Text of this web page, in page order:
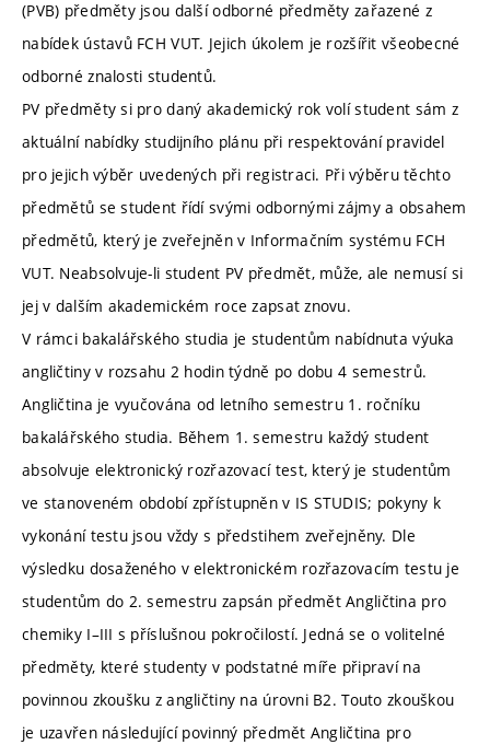
(PVB) předměty jsou další odborné předměty zařazené z
nabídek ústavů FCH VUT. Jejich úkolem je rozšířit všeobecné
odborné znalosti studentů.
PV předměty si pro daný akademický rok volí student sám z
aktuální nabídky studijního plánu při respektování pravidel
pro jejich výběr uvedených při registraci. Při výběru těchto
předmětů se student řídí svými odbornými zájmy a obsahem
předmětů, který je zveřejněn v Informačním systému FCH
VUT. Neabsolvuje-li student PV předmět, může, ale nemusí si
jej v dalším akademickém roce zapsat znovu.
V rámci bakalářského studia je studentům nabídnuta výuka
angličtiny v rozsahu 2 hodin týdně po dobu 4 semestrů.
Angličtina je vyučována od letního semestru 1. ročníku
bakalářského studia. Během 1. semestru každý student
absolvuje elektronický rozřazovací test, který je studentům
ve stanoveném období zpřístupněn v IS STUDIS; pokyny k
vykonání testu jsou vždy s předstihem zveřejněny. Dle
výsledku dosaženého v elektronickém rozřazovacím testu je
studentům do 2. semestru zapsán předmět Angličtina pro
chemiky I–III s příslušnou pokročilostí. Jedná se o volitelné
předměty, které studenty v podstatné míře připraví na
povinnou zkoušku z angličtiny na úrovni B2. Touto zkouškou
je uzavřen následující povinný předmět Angličtina pro